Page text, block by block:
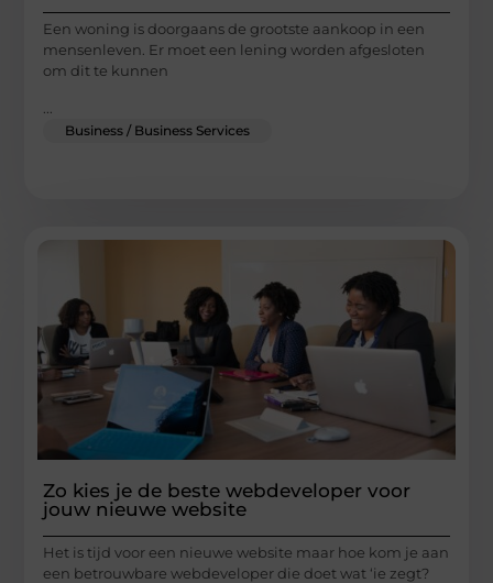
Een woning is doorgaans de grootste aankoop in een
mensenleven. Er moet een lening worden afgesloten
om dit te kunnen
Business / Business Services
Zo kies je de beste webdeveloper voor
jouw nieuwe website
Het is tijd voor een nieuwe website maar hoe kom je aan
een betrouwbare webdeveloper die doet wat ‘ie zegt?